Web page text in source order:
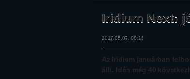
Iridium Next:
2017.05.07. 08:15
Az Iridium januárban
állt. Idén még 40